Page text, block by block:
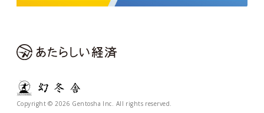
Copyright © 2026 Gentosha Inc. All rights reserved.